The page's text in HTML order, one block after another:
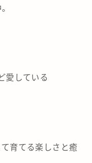
愛している
育てる楽しさと癒